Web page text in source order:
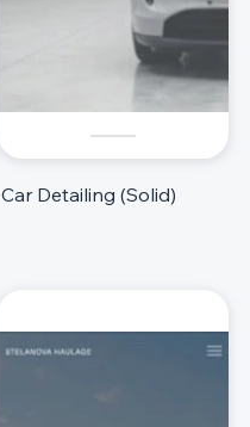
Car Detailing (Solid)